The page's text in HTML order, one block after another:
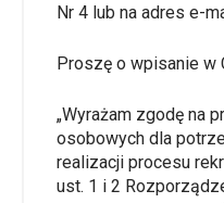
Nr 4 lub na adres e-
Proszę o wpisanie w
„Wyrażam zgodę na
osobowych dla
realizacji procesu
ust. 1 i 2